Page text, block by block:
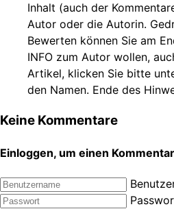
Inhalt (auch der
Autor oder die Autorin.
Bewerten können Sie am
INFO zum Autor wollen,
Artikel, klicken Sie bitte
den Namen. Ende des
Keine Kommentare
Einloggen, um einen